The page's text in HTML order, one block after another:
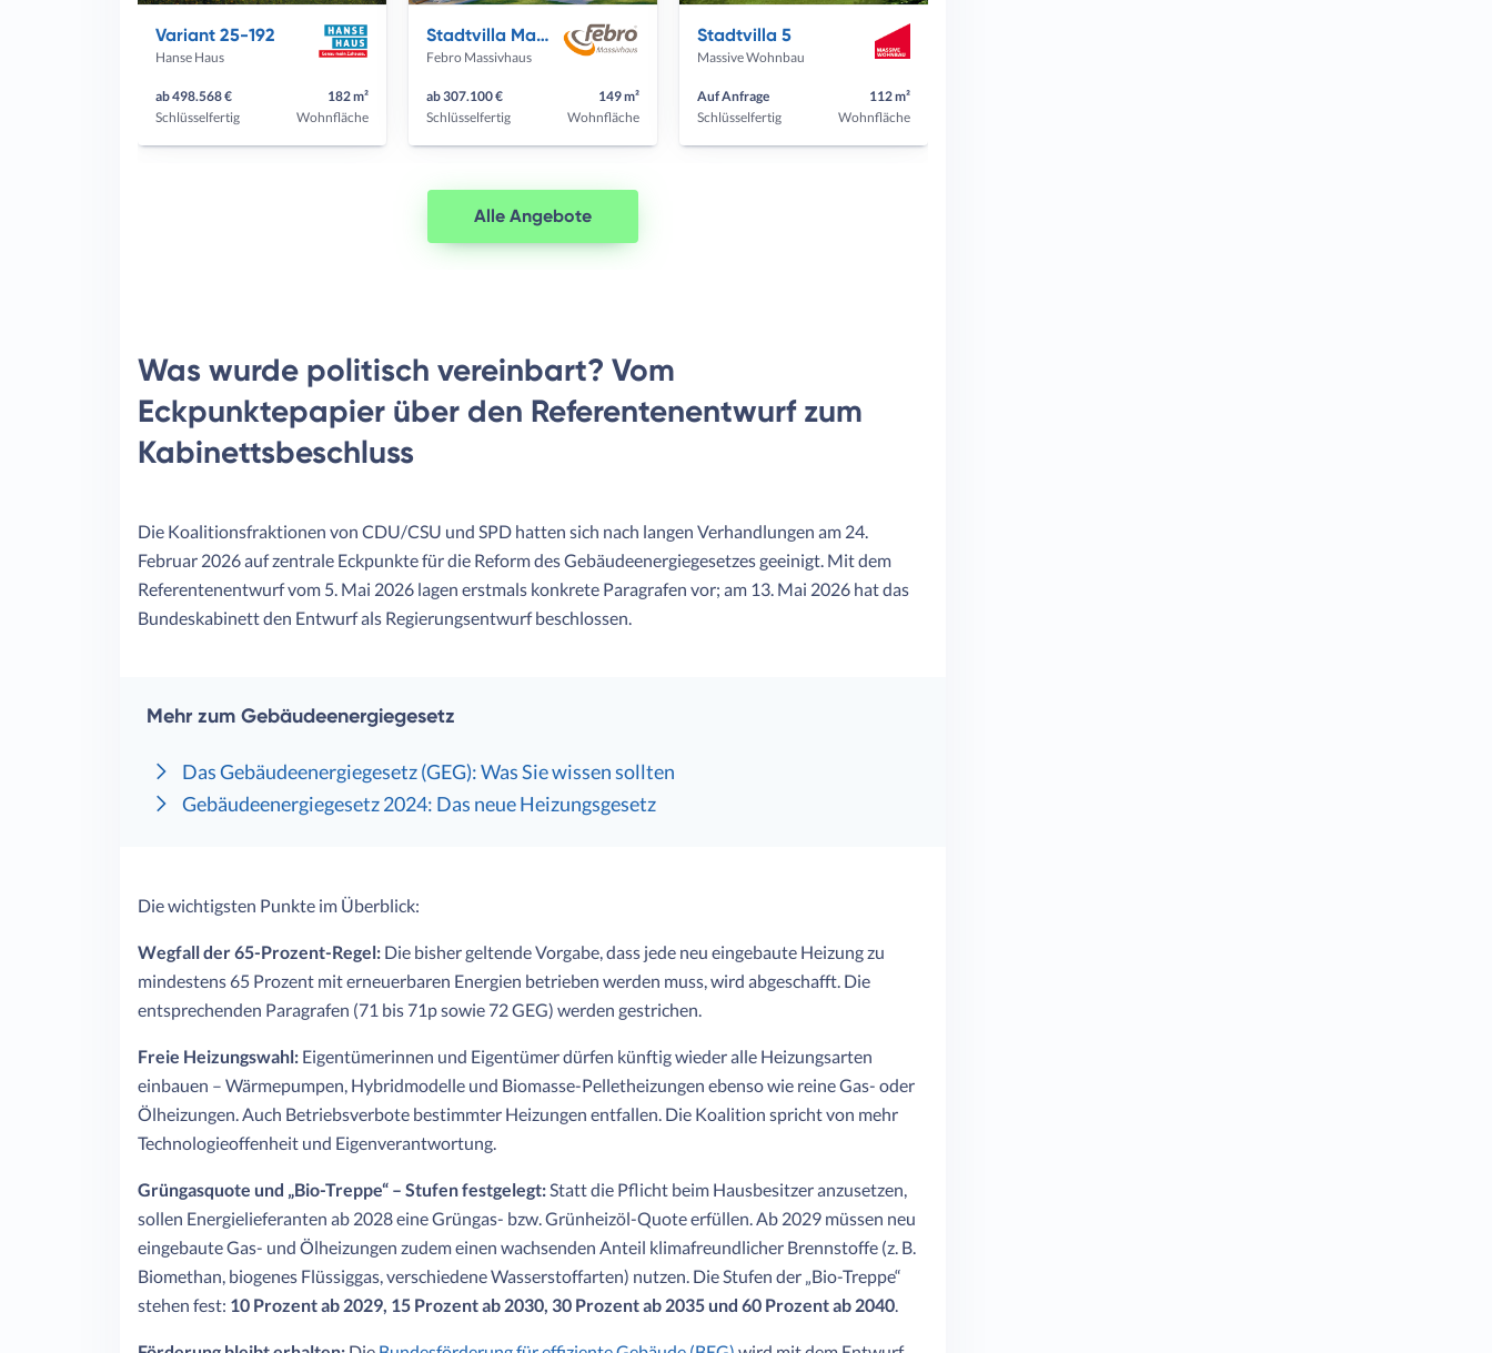
Variant 25-192
Hanse Haus
ab 498.568 €
Schlüsselfertig
182 m²
Wohnfläche
Stadtvilla Magdeburg
Febro Massivhaus
ab 307.100 €
Schlüsselfertig
149 m²
Wohnfläche
Stadtvilla 5
Massive Wohnbau
Auf Anfrage
Schlüsselfertig
112 m²
Wohnfläche
Alle Angebote
Was wurde politisch vereinbart? Vom
Eckpunktepapier über den Referentenentwurf zum
Kabinettsbeschluss
Die Koalitionsfraktionen von CDU/CSU und SPD hatten sich nach langen Verhandlungen am 24.
Februar 2026 auf zentrale Eckpunkte für die Reform des Gebäudeenergiegesetzes geeinigt. Mit dem
Referentenentwurf vom 5. Mai 2026 lagen erstmals konkrete Paragrafen vor; am 13. Mai 2026 hat das
Bundeskabinett den Entwurf als Regierungsentwurf beschlossen.
Mehr zum Gebäudeenergiegesetz
Das Gebäudeenergiegesetz (GEG): Was Sie wissen sollten
Gebäudeenergiegesetz 2024: Das neue Heizungsgesetz
Die wichtigsten Punkte im Überblick:
Wegfall der 65-Prozent-Regel: Die bisher geltende Vorgabe, dass jede neu eingebaute Heizung zu
mindestens 65 Prozent mit erneuerbaren Energien betrieben werden muss, wird abgeschafft. Die
entsprechenden Paragrafen (71 bis 71p sowie 72 GEG) werden gestrichen.
Freie Heizungswahl: Eigentümerinnen und Eigentümer dürfen künftig wieder alle Heizungsarten
einbauen – Wärmepumpen, Hybridmodelle und Biomasse-Pelletheizungen ebenso wie reine Gas- oder
Ölheizungen. Auch Betriebsverbote bestimmter Heizungen entfallen. Die Koalition spricht von mehr
Technologieoffenheit und Eigenverantwortung.
Grüngasquote und „Bio-Treppe“ – Stufen festgelegt:Statt die Pflicht beim Hausbesitzer anzusetzen,
sollen Energielieferanten ab 2028 eine Grüngas- bzw. Grünheizöl-Quote erfüllen. Ab 2029 müssen neu
eingebaute Gas- und Ölheizungen zudem einen wachsenden Anteil klimafreundlicher Brennstoffe (z. B.
Biomethan, biogenes Flüssiggas, verschiedene Wasserstoffarten) nutzen. Die Stufen der „Bio-Treppe“
stehen fest: 10 Prozent ab 2029, 15 Prozent ab 2030, 30 Prozent ab 2035 und 60 Prozent ab 2040.